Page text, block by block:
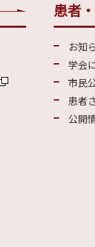
患者
お知
学会
市民
患者
公開